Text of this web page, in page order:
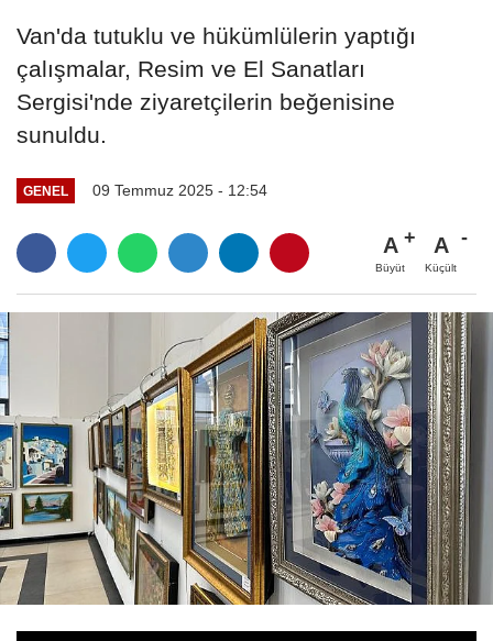
Van'da tutuklu ve hükümlülerin yaptığı
çalışmalar, Resim ve El Sanatları
Sergisi'nde ziyaretçilerin beğenisine
sunuldu.
GENEL 09 Temmuz 2025 - 12:54
A
Büyüt
A
Küçült